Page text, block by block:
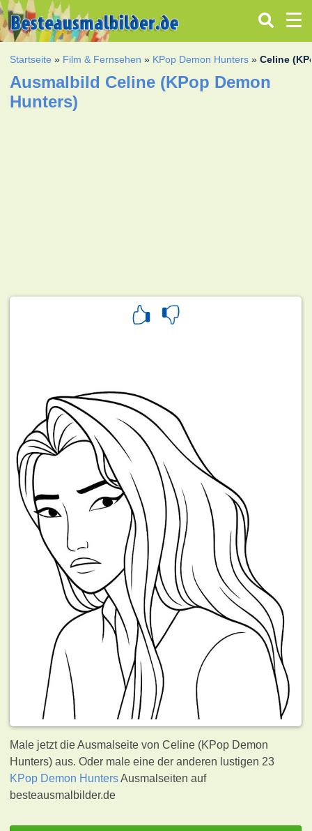
Startseite » Film & Fernsehen » KPop Demon Hunters »Celine
Ausmalbild Celine (KPop Demon
Hunters)
Male jetzt die Ausmalseite von Celine (KPop Demon
Hunters) aus. Oder male eine der anderen lustigen 23
KPop Demon HuntersAusmalseiten auf
besteausmalbilder.de